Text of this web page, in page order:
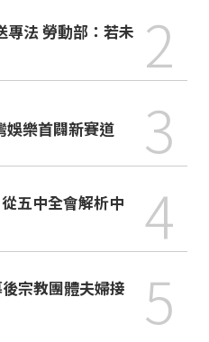
法 勞動部：若未 2
娛樂首闢新賽道 3
4
宗教團體夫婦接
5